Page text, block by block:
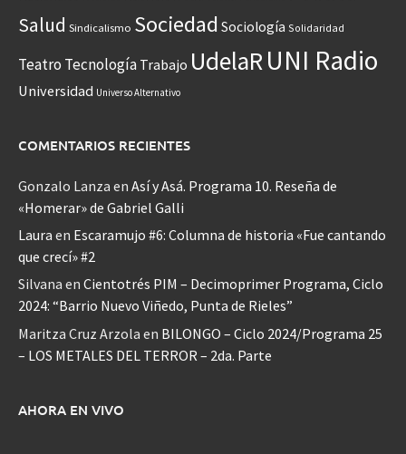
Salud Sindicalismo Sociedad Sociología Solidaridad
Teatro Tecnología Trabajo UdelaR UNI Radio
Universidad Universo Alternativo
COMENTARIOS RECIENTES
Gonzalo Lanza en Así y Asá. Programa 10. Reseña de
«Homerar» de Gabriel Galli
Laura en Escaramujo #6: Columna de historia «Fue cantando
que crecí» #2
Silvana en Cientotrés PIM – Decimoprimer Programa, Ciclo
2024: “Barrio Nuevo Viñedo, Punta de Rieles”
Maritza Cruz Arzola en BILONGO – Ciclo 2024/Programa 25
– LOS METALES DEL TERROR – 2da. Parte
AHORA EN VIVO